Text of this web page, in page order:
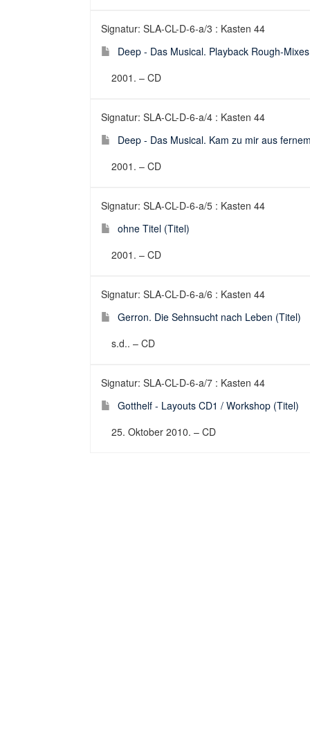
Signatur: SLA-CL-D-6-a/3 : Kasten 44
Deep - Das Musical. Playback Rough-
2001. – CD
Signatur: SLA-CL-D-6-a/4 : Kasten 44
Deep - Das Musical. Kam zu mir aus
2001. – CD
Signatur: SLA-CL-D-6-a/5 : Kasten 44
ohne Titel (Titel)
2001. – CD
Signatur: SLA-CL-D-6-a/6 : Kasten 44
Gerron. Die Sehnsucht nach Leben (Titel)
s.d.. – CD
Signatur: SLA-CL-D-6-a/7 : Kasten 44
Gotthelf - Layouts CD1 / Workshop (Titel)
25. Oktober 2010. – CD